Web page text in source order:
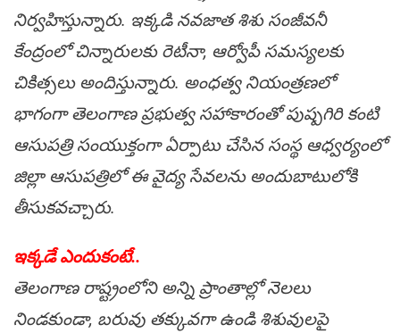
నిర్వ‌హిస్తున్నారు. ఇక్క‌డి న‌వ‌జాత శిశు సంజీవ‌నీ
కేంద్రంలో చిన్నారుల‌కు రెటీనా, ఆర్వోపీ స‌మ‌స్య‌ల‌కు
చికిత్స‌లు అందిస్తున్నారు. అంధ‌త్వ నియంత్ర‌ణ‌లో
భాగంగా తెలంగాణ ప్ర‌భుత్వ స‌హాకారంతో పుష్ప‌గిరి కంటి
ఆసుప‌త్రి సంయుక్తంగా ఏర్పాటు చేసిన సంస్థ ఆధ్వ‌ర్యంలో
జిల్లా ఆసుప‌త్రిలో ఈ వైద్య సేవ‌ల‌ను అందుబాటులోకి
తీసుక‌వ‌చ్చారు.
ఇక్క‌డే ఎందుకంటే..
తెలంగాణ రాష్ట్రంలోని అన్ని ప్రాంతాల్లో నెల‌లు
నిండ‌కుండా, బ‌రువు త‌క్కువ‌గా ఉండి శిశువులపై